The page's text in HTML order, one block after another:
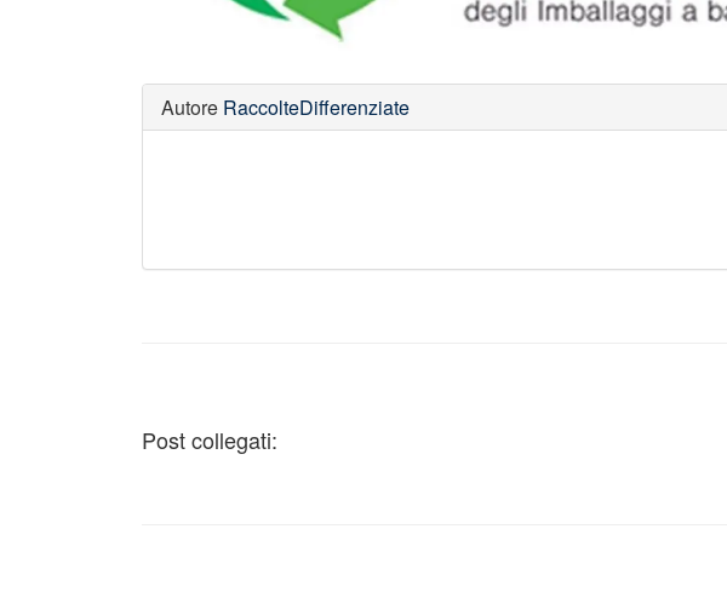
Autore RaccolteDifferenziate
Post collegati: